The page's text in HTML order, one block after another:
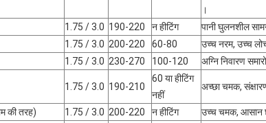
।
1.75 / 3.0 190-220 न हीटिंग
पानी घुलनशील
1.75 / 3.0 200-220 60-80
उच्च नरम, उच्च
1.75 / 3.0 230-270 100-120 अग्नि निवारण
1.75 / 3.0 190-210
60 या हीटिंग
नहीं
अच्छा चमक,
की तरह) 1.75 / 3.0 200-220 न हीटिंग उच्च चमक, आसान